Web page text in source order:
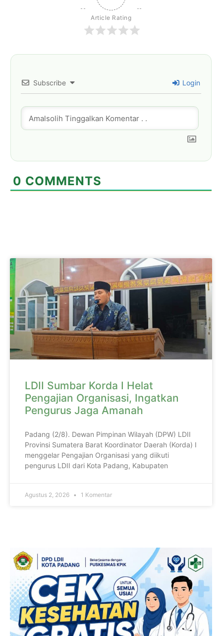
Article Rating
Subscribe Login
0 COMMENTS
LDII Sumbar Korda I Helat
Pengajian Organisasi, Ingatkan
Pengurus Jaga Amanah
Padang (2/8). Dewan Pimpinan Wilayah (DPW) LDII
Provinsi Sumatera Barat Koordinator Daerah (Korda) I
menggelar Pengajian Organisasi yang diikuti
pengurus LDII dari Kota Padang, Kabupaten
Agustus 2, 2026 1 Komentar